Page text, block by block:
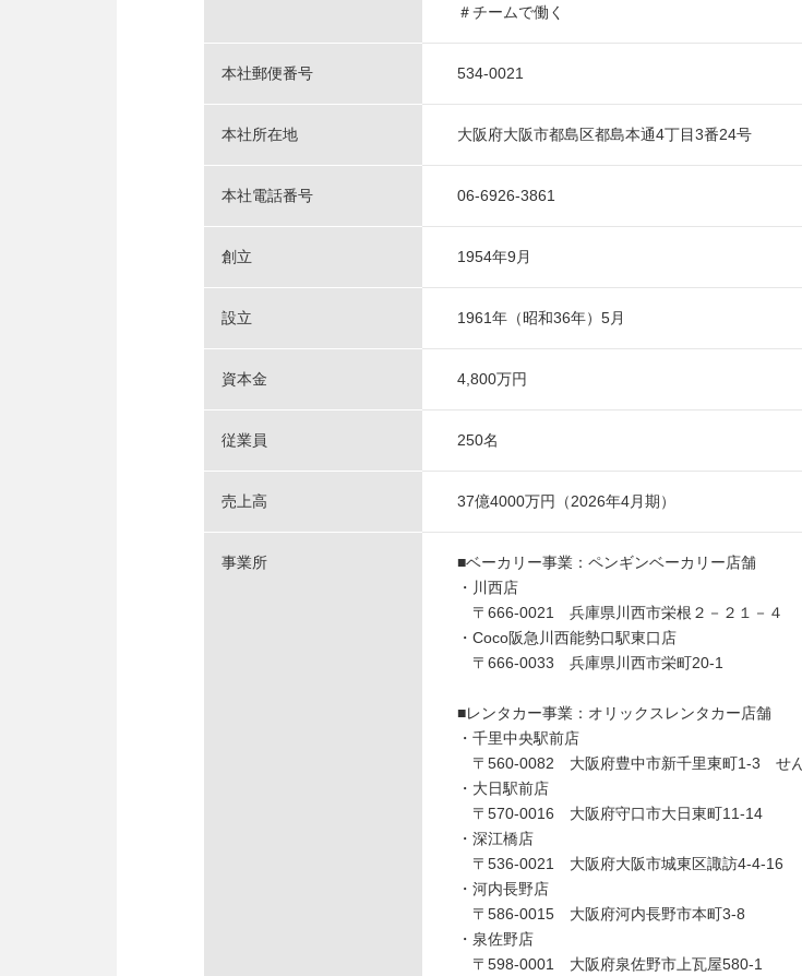
＃チームで働く
本社郵便番号 534-0021
本社所在地 大阪府大阪市都島区都島本通4丁目3番24号
本社電話番号 06-6926-3861
創立 1954年9月
設立 1961年（昭和36年）5月
資本金 4,800万円
従業員 250名
売上高 37億4000万円（2026年4月期）
事業所
■ベーカリー事業：ペンギンベーカリー店舗
・川西店
〒666-0021 兵庫県川西市栄根２－２１－４
・Coco阪急川西能勢口駅東口店
〒666-0033 兵庫県川西市栄町20-1
■レンタカー事業：オリックスレンタカー店舗
・千里中央駅前店
〒560-0082 大阪府豊中市新千里東町1-3 せ
・大日駅前店
〒570-0016 大阪府守口市大日東町11-14
・深江橋店
〒536-0021 大阪府大阪市城東区諏訪4-4-16
・河内長野店
〒586-0015 大阪府河内長野市本町3-8
・泉佐野店
〒598-0001 大阪府泉佐野市上瓦屋580-1